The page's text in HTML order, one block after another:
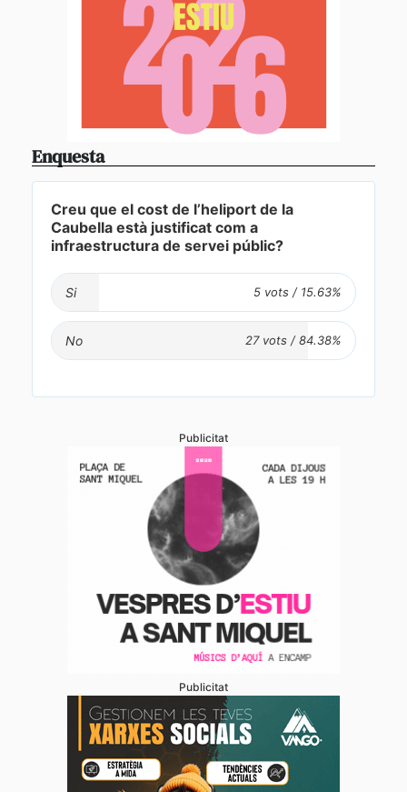
Enquesta
Creu que el cost de l’heliport de la
Caubella està justificat com a
infraestructura de servei públic?
Si
No
Publicitat
Publicitat